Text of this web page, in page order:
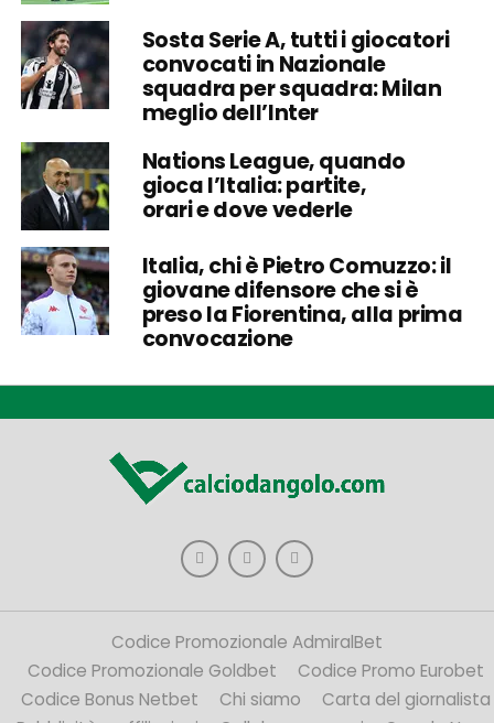
Sosta Serie A, tutti i giocatori
convocati in Nazionale
squadra per squadra: Milan
meglio dell’Inter
Nations League, quando
gioca l’Italia: partite,
orari e dove vederle
Italia, chi è Pietro Comuzzo: il
giovane difensore che si è
preso la Fiorentina, alla prima
convocazione
Codice Promozionale AdmiralBet
Codice Promozionale Goldbet
Codice Promo Eurobet
Codice Bonus Netbet
Chi siamo
Carta del giornalista